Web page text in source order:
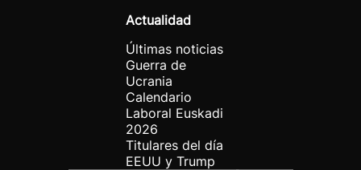
Actualidad
Últimas noticias
Guerra de
Ucrania
Calendario
Laboral Euskadi
2026
Titulares del día
EEUU y Trump